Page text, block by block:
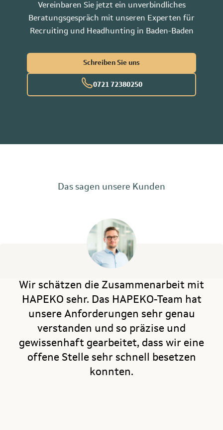
Vereinbaren Sie jetzt ein unverbindliches
Beratungsgespräch mit unseren Experten für
Recruiting und Headhunting in Baden-Baden
Schreiben Sie uns
0721 72380250
Das sagen unsere Kunden
Wir schätzen die Zusammenarbeit mit
HAPEKO sehr. Das HAPEKO-Team hat
unsere Anforderungen sehr genau
verstanden und so präzise und
gewissenhaft gearbeitet, dass wir eine
offene Stelle sehr schnell besetzen
konnten.